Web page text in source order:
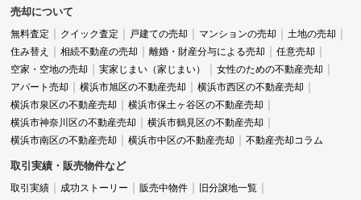
売却について
無料査定 クイック査定 戸建ての売却 マンションの売却
土地の売却
住み替え
相続不動産の売却 離婚・財産分与による売却
任意売却
空家・空地の売却
実家じまい（家じまい）
女性のための不動産売却
アパート売却
横浜市旭区の不動産売却
横浜市西区の不動産売却
横浜市泉区の不動産売却
横浜市保土ヶ谷区の不動産売却
横浜市神奈川区の不動産売却
横浜市鶴見区の不動産売却
横浜市南区の不動産売却
横浜市中区の不動産売却 不動産売却コラム
取引実績・販売物件など
取引実績 成功ストーリー 販売中物件 旧分譲地一覧